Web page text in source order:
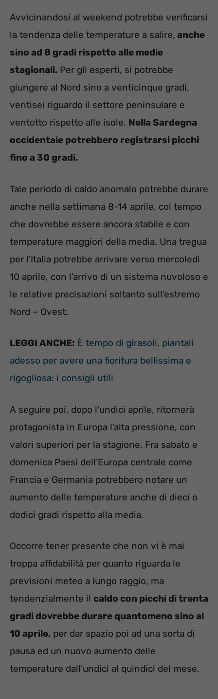
Avvicinandosi al weekend potrebbe verificarsi
la tendenza delle temperature a salire, anche
sino ad 8 gradi rispetto alle medie
stagionali. Per gli esperti, si potrebbe
giungere al Nord sino a venticinque gradi,
ventisei riguardo il settore peninsulare e
ventotto rispetto alle isole. Nella Sardegna
occidentale potrebbero registrarsi picchi
fino a 30 gradi.
Tale periodo di caldo anomalo potrebbe durare
anche nella settimana 8-14 aprile, col tempo
che dovrebbe essere ancora stabile e con
temperature maggiori della media. Una tregua
per l’Italia potrebbe arrivare verso mercoledì
10 aprile, con l’arrivo di un sistema nuvoloso e
le relative precisazioni soltanto sull’estremo
Nord – Ovest.
LEGGI ANCHE: È tempo di girasoli, piantali
adesso per avere una fioritura bellissima e
rigogliosa: i consigli utili
A seguire poi, dopo l’undici aprile, ritornerà
protagonista in Europa l’alta pressione, con
valori superiori per la stagione. Fra sabato e
domenica Paesi dell’Europa centrale come
Francia e Germania potrebbero notare un
aumento delle temperature anche di dieci o
dodici gradi rispetto alla media.
Occorre tener presente che non vi è mai
troppa affidabilità per quanto riguarda le
previsioni meteo a lungo raggio, ma
tendenzialmente il caldo con picchi di trenta
gradi dovrebbe durare quantomeno sino al
10 aprile, per dar spazio poi ad una sorta di
pausa ed un nuovo aumento delle
temperature dall’undici al quindici del mese.